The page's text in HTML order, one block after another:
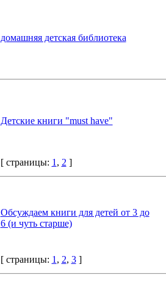
домашняя детская библиотека
Детские книги "must have"
[ страницы: 1 , 2 ]
Обсуждаем книги для детей от 3 до
6 (и чуть старше)
[ страницы: 1 , 2, 3]